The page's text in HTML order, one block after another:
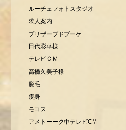
ルーチェフォトスタジオ
求人案内
プリザーブドブーケ
田代彩華様
テレビＣＭ
高橋久美子様
脱毛
痩身
モコス
アメトーーク中テレビCM